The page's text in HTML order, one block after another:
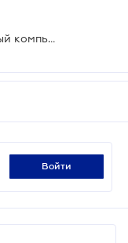
На территории Украины выявлен новый компьютерный вирус
войти